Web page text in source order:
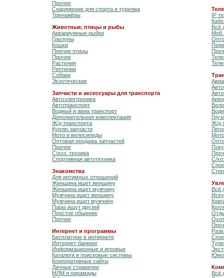
Прочее
Cнаряжение для спорта и туризма
Тренажёры
Животные, птицы и рыбы
Аквариумные рыбки
Грызуны
Кошки
Певчие птицы
Прочее
Растения
Рептилии
Собаки
Экзотические
Запчасти и аксессуары для транспорта
Автоэлектроника
Автотранспорт
Водный и авиа транспорт
Дополнительная комплектация
Ж/д транспорта
Куплю запчасти
Мото и велосипеды
Оптовая продажа запчастей
Прочее
С\хоз. техника
Спортивная автотехника
Знакомства
Для интимных отношений
Женщина ищет женщину
Женщина ищет мужчину
Мужчина ищет женщину
Мужчина ищет мужчину
Пары ищут друзей
Простое общение
Прочее
Интернет и программы
Бесплатное в интернете
Интернет-банкинг
Информационные и игровые
Каталоги и поисковые системы
Корпоративные сайты
Личные странички
МЛМ и пирамиды
IP
Всё
Моб.
Ж/д
С/
Всё
Всё